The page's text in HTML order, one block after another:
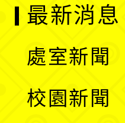
最新消息
處室新聞
校園新聞